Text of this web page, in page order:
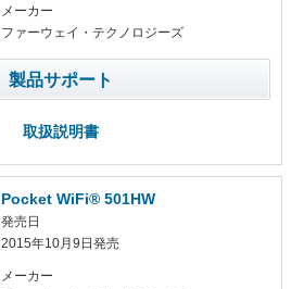
メーカー
ファーウェイ・テクノロジーズ
製品サポート
取扱説明書
Pocket WiFi® 501HW
発売日
2015年10月9日発売
メーカー